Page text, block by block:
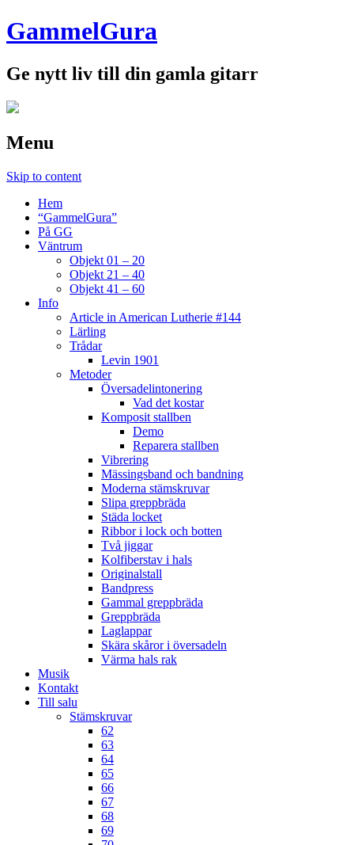
GammelGura
Ge nytt liv till din gamla gitarr
Menu
Skip to content
Hem
“GammelGura”
På GG
Väntrum
Objekt 01 – 20
Objekt 21 – 40
Objekt 41 – 60
Info
Article in American Lutherie #144
Lärling
Trådar
Levin 1901
Metoder
Översadelintonering
Vad det kostar
Komposit stallben
Demo
Reparera stallben
Vibrering
Mässingsband och bandning
Moderna stämskruvar
Slipa greppbräda
Städa locket
Ribbor i lock och botten
Två jiggar
Kolfiberstav i hals
Originalstall
Bandpress
Gammal greppbräda
Greppbräda
Laglappar
Skära skåror i översadeln
Värma hals rak
Musik
Kontakt
Till salu
Stämskruvar
62
63
64
65
66
67
68
69